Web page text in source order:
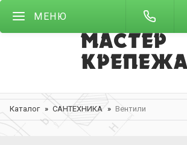
МЕНЮ
Каталог САНТЕХНИКА Вентили